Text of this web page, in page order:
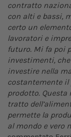
contratto
con alti e bassi,
certo un
lavoratori e
futuro. Mi fa poi
investimenti,
investire nella
costantemente il
prodotto. Questa
tratto
permette la
al mondo e vero